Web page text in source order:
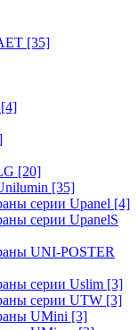
[35]
[4]
[20]
[35]
серии Upanel [4]
серии UpanelS
UNI-POSTER
серии Uslim [3]
серии UTW [3]
UMini [3]